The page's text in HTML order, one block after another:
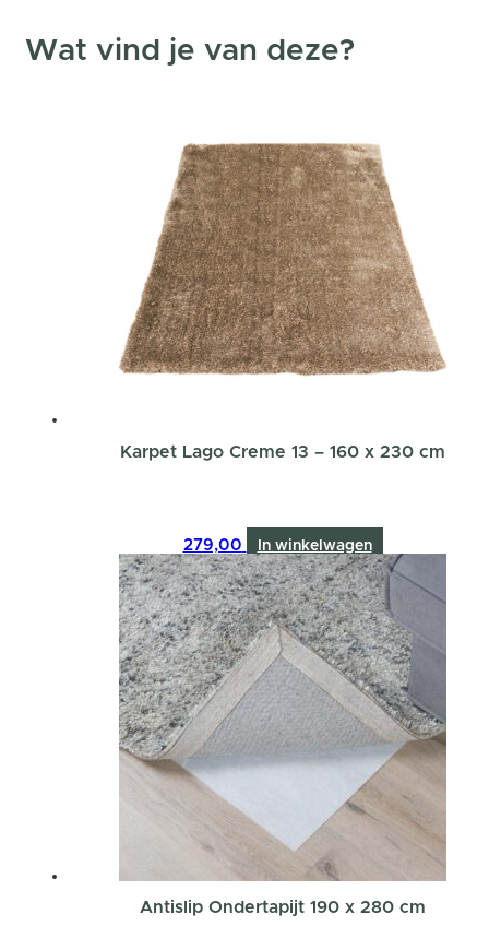
Wat vind je van deze?
Karpet Lago Creme 13 – 160 x 230 cm
279,00 In winkelwagen
Antislip Ondertapijt 190 x 280 cm